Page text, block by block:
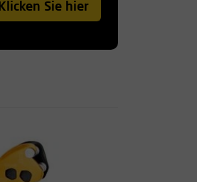
Klicken Sie hier